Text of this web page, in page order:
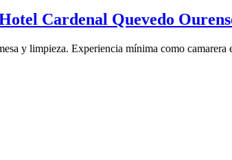
Cardenal Quevedo
y limpieza. Experiencia mínima como